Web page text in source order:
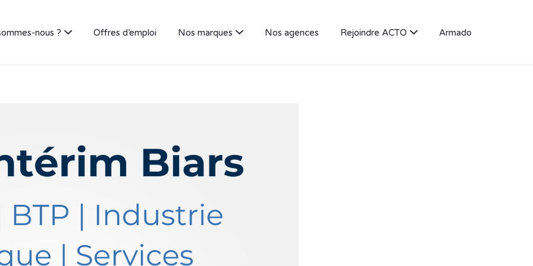
nous ? Offres d’emploi Nos marques Nos agences Rejoindre ACTO Armado